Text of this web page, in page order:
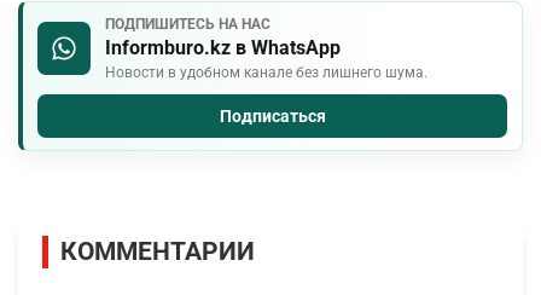
ПОДПИШИТЕСЬ НА НАС
Informburo.kz в WhatsApp
Новости в удобном канале без лишнего шума.
Подписаться
КОММЕНТАРИИ